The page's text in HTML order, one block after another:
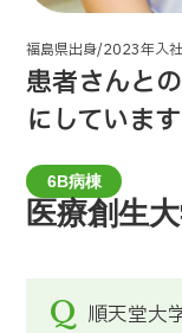
福島県出身/2023年入社
患者さんと
にしています
6B病棟
医療創生
Q 順天堂大